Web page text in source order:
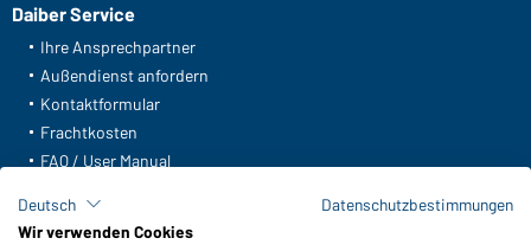
Daiber Service
Ihre Ansprechpartner
Außendienst anfordern
Kontaktformular
Frachtkosten
FAQ / User Manual
Meldeportal nach Hinweisgeberschutz
Deutsch
Datenschutzbestimmungen
Wir verwenden Cookies